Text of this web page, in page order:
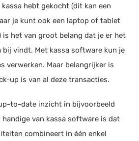
hebt gekocht (dit kan een
je kunt ook een laptop of tablet
is het van groot belang dat je er het
bij vindt. Met kassa software kun je
verwerken. Maar belangrijker is
up is van al deze transacties.
to-date inzicht in bijvoorbeeld
van kassa software is dat
combineert in één enkel